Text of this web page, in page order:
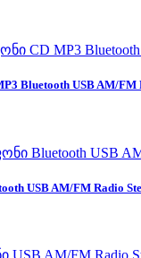
Bluetooth USB AM/FM
USB AM/FM Radio